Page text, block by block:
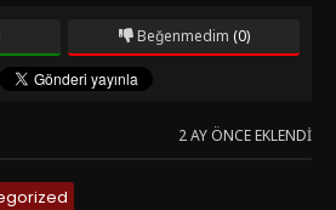
Beğenmedim (0)
2 AY ÖNCE EKLENDI